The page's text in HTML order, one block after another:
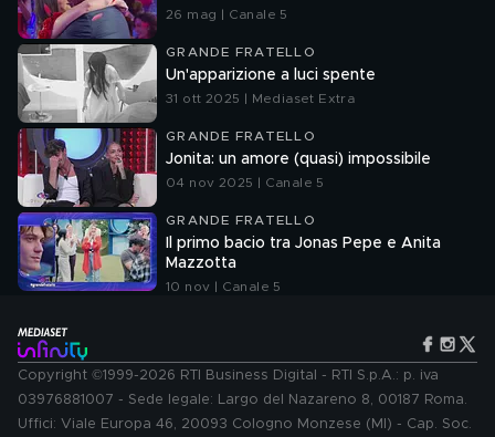
26 mag | Canale 5
GRANDE FRATELLO
Un'apparizione a luci spente
31 ott 2025 | Mediaset Extra
GRANDE FRATELLO
Jonita: un amore (quasi) impossibile
04 nov 2025 | Canale 5
GRANDE FRATELLO
Il primo bacio tra Jonas Pepe e Anita
Mazzotta
10 nov | Canale 5
Copyright ©1999-2026 RTI Business Digital - RTI S.p.A.: p. iva
03976881007 - Sede legale: Largo del Nazareno 8, 00187 Roma.
Uffici: Viale Europa 46, 20093 Cologno Monzese (MI) - Cap. Soc.